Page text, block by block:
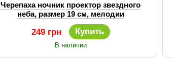
Черепаха ночник проектор звездного
неба, размер 19 см, мелодии
249 грн Купить
В наличии